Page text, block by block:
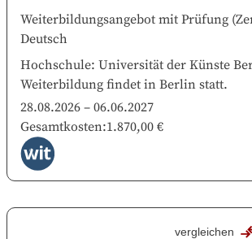
Weiterbildungsangebot mit Prüfung (
Deutsch
Hochschule: Universität der Künste
Weiterbildung findet in Berlin statt.
28.08.2026 – 06.06.2027
Gesamtkosten:1.870,00 €
vergleichen